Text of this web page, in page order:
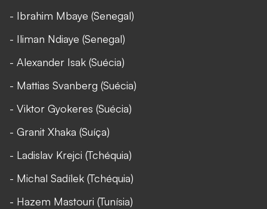
- Ibrahim Mbaye (Senegal)
- Iliman Ndiaye (Senegal)
- Alexander Isak (Suécia)
- Mattias Svanberg (Suécia)
- Viktor Gyokeres (Suécia)
- Granit Xhaka (Suíça)
- Ladislav Krejci (Tchéquia)
- Michal Sadílek (Tchéquia)
- Hazem Mastouri (Tunísia)